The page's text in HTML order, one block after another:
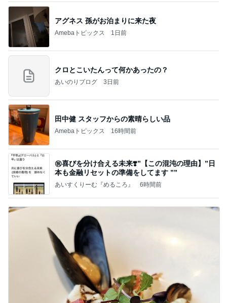
アグネス 孫がお泊まりに来た夜
Amebaトピックス 1日前
クロとこいたんって何かあったの？
あいのりブログ 3日前
田中健 スタッフからの素晴らしい品
Amebaトピックス 16時間前
㊗️喜びを分け合える未来❣️”【この混沌の理由】”⽇
本も⾦融リセットの準備をしてます ””
あいすくりーむ『めるころ』 6時間前